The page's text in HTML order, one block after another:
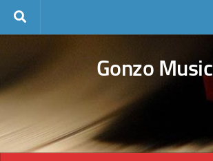
Skip to content
Gonzo Music